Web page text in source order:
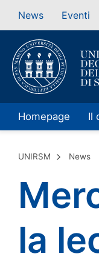
News Eventi
Homepage Il
UNIRSM News
la